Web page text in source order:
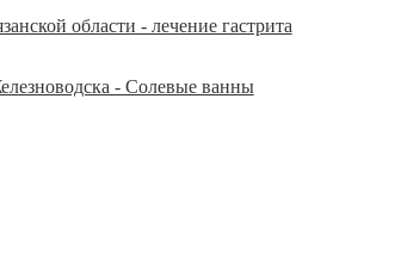
области - лечение гастрита
- Солевые ванны